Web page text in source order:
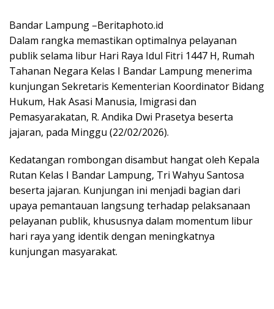
Bandar Lampung –Beritaphoto.id
Dalam rangka memastikan optimalnya pelayanan
publik selama libur Hari Raya Idul Fitri 1447 H, Rumah
Tahanan Negara Kelas I Bandar Lampung menerima
kunjungan Sekretaris Kementerian Koordinator Bidang
Hukum, Hak Asasi Manusia, Imigrasi dan
Pemasyarakatan, R. Andika Dwi Prasetya beserta
jajaran, pada Minggu (22/02/2026).
Kedatangan rombongan disambut hangat oleh Kepala
Rutan Kelas I Bandar Lampung, Tri Wahyu Santosa
beserta jajaran. Kunjungan ini menjadi bagian dari
upaya pemantauan langsung terhadap pelaksanaan
pelayanan publik, khususnya dalam momentum libur
hari raya yang identik dengan meningkatnya
kunjungan masyarakat.